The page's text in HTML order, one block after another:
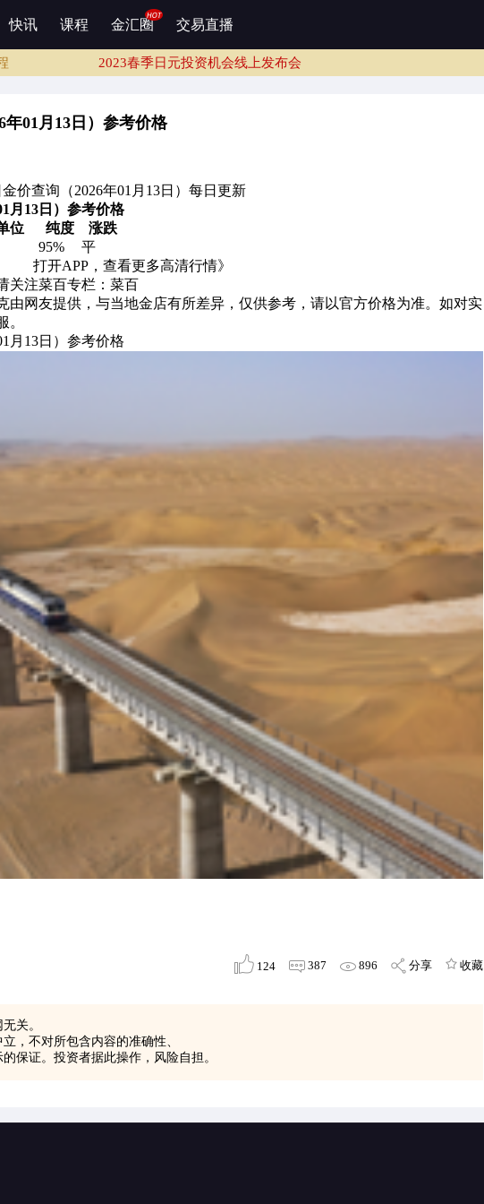
快讯 课程 金汇圈 交易直播
2023春季日元投资机会线上发布会
师的培训服务
2023春季日元投资机会线上发布会
2023春季日元投资机会线上发布会
师的培训服务
01月13日）参考价格
价查询（2026年01月13日）每日更新
月13日）参考价格
位 纯度
涨跌
95%
平
打开APP，查看更多高清行情》
关注菜百专栏：菜百
由网友提供，与当地金店有所差异，仅供参考，请以官方价格为准。如对实
。
月13日）参考价格
124 387 896 分享 收藏
关。
，不对所包含内容的准确性、
保证。投资者据此操作，风险自担。